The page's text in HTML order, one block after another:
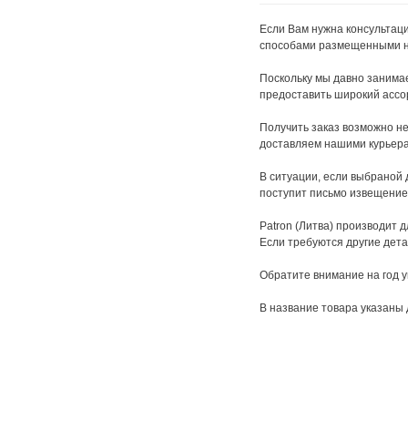
Если Вам нужна
способами размещенными
Поскольку мы давно
предоставить широкий
Получить заказ возможно
доставляем нашими
В ситуации, если выбраной
поступит письмо
Patron (Литва) производит
Если требуются другие
Обратите внимание на год
В название товара указаны